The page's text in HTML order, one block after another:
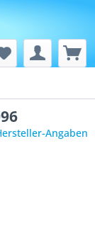
Angaben